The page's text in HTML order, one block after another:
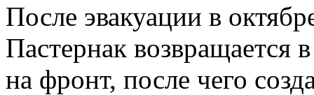
После эвакуации в
Пастернак возвращается
на фронт, после чего